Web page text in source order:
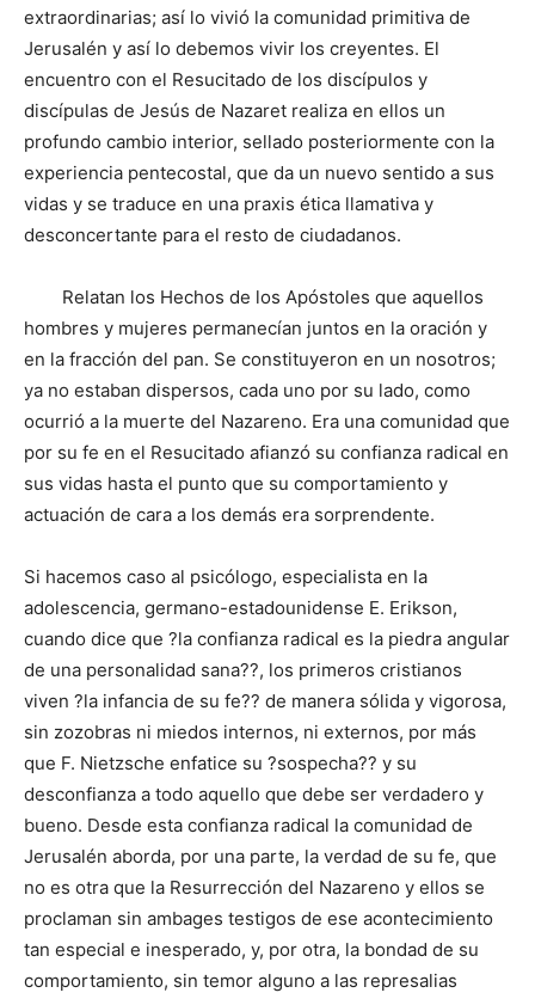
extraordinarias; así lo vivió la comunidad primitiva de
Jerusalén y así lo debemos vivir los creyentes. El
encuentro con el Resucitado de los discípulos y
discípulas de Jesús de Nazaret realiza en ellos un
profundo cambio interior, sellado posteriormente con la
experiencia pentecostal, que da un nuevo sentido a sus
vidas y se traduce en una praxis ética llamativa y
desconcertante para el resto de ciudadanos.
Relatan los Hechos de los Apóstoles que aquellos
hombres y mujeres permanecían juntos en la oración y
en la fracción del pan. Se constituyeron en un nosotros;
ya no estaban dispersos, cada uno por su lado, como
ocurrió a la muerte del Nazareno. Era una comunidad que
por su fe en el Resucitado afianzó su confianza radical en
sus vidas hasta el punto que su comportamiento y
actuación de cara a los demás era sorprendente.
Si hacemos caso al psicólogo, especialista en la
adolescencia, germano-estadounidense E. Erikson,
cuando dice que ?la confianza radical es la piedra angular
de una personalidad sana??, los primeros cristianos
viven ?la infancia de su fe?? de manera sólida y vigorosa,
sin zozobras ni miedos internos, ni externos, por más
que F. Nietzsche enfatice su ?sospecha?? y su
desconfianza a todo aquello que debe ser verdadero y
bueno. Desde esta confianza radical la comunidad de
Jerusalén aborda, por una parte, la verdad de su fe, que
no es otra que la Resurrección del Nazareno y ellos se
proclaman sin ambages testigos de ese acontecimiento
tan especial e inesperado, y, por otra, la bondad de su
comportamiento, sin temor alguno a las represalias